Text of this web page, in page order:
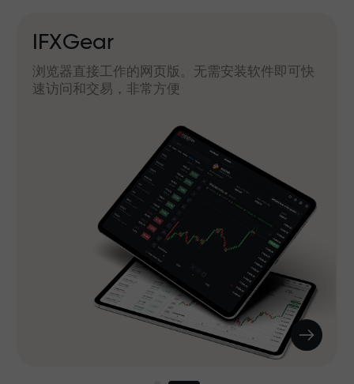
IFXGear
浏览器直接工作的网页版。无需安装软件即可快
速访问和交易，非常方便